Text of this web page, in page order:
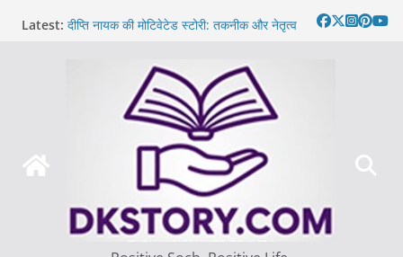
Latest: दीप्ति नायक की मोटिवेटेड स्टोरी: तकनीक और नेतृत्व
Thought of the day
आज का दिन: बदलाव का सही समय |